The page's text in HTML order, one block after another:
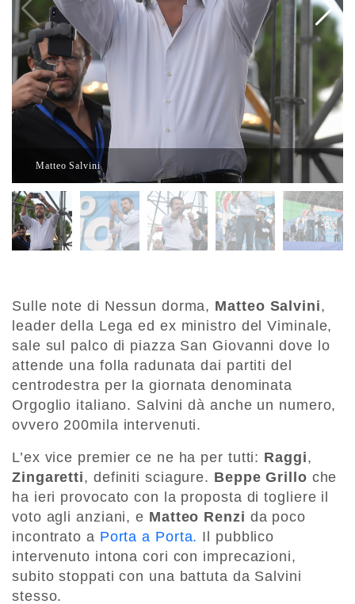
Matteo Salvini
Sulle note di Nessun dorma, Matteo Salvini,
leader della Lega ed ex ministro del Viminale,
sale sul palco di piazza San Giovanni dove lo
attende una folla radunata dai partiti del
centrodestra per la giornata denominata
Orgoglio italiano. Salvini dà anche un numero,
ovvero 200mila intervenuti.
L’ex vice premier ce ne ha per tutti: Raggi,
Zingaretti, definiti sciagure. Beppe Grillo che
ha ieri provocato con la proposta di togliere il
voto agli anziani, e Matteo Renzi da poco
incontrato a Porta a Porta. Il pubblico
intervenuto intona cori con imprecazioni,
subito stoppati con una battuta da Salvini
stesso.